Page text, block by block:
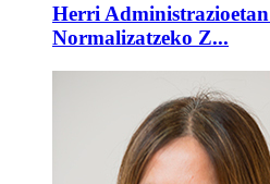
Herri
Normalizatzeko Z...